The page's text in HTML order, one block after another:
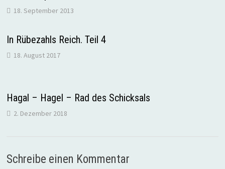
18. September 2013
In Rübezahls Reich. Teil 4
18. August 2017
Hagal – Hagel – Rad des Schicksals
2. Dezember 2018
Schreibe einen Kommentar